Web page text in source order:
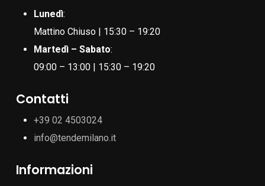
Lunedì:
Mattino Chiuso | 15:30 – 19:20
Martedì – Sabato:
09:00 – 13:00 | 15:30 – 19:20
Contatti
+39 02 4503024
info@tendemilano.it
Informazioni